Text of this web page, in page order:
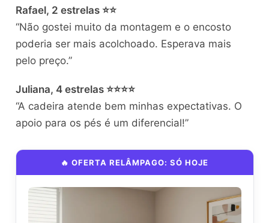
Rafael, 2 estrelas ⭐⭐
“Não gostei muito da montagem e o encosto
poderia ser mais acolchoado. Esperava mais
pelo preço.”
Juliana, 4 estrelas ⭐⭐⭐⭐
“A cadeira atende bem minhas expectativas. O
apoio para os pés é um diferencial!”
🔥 OFERTA RELÂMPAGO: SÓ HOJE